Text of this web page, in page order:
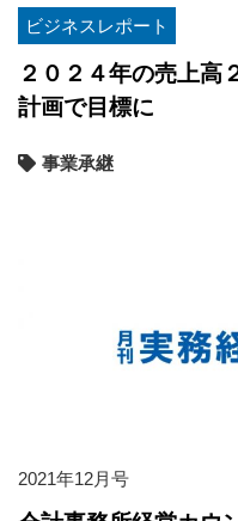
ビジネスレポート
２０２４年の売上
計画で目標に
事業承継
2021年12月号